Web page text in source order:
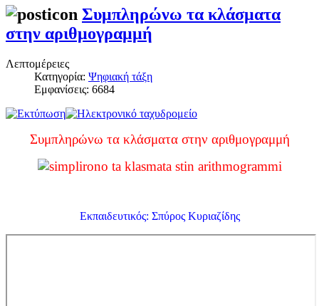
Συμπληρώνω τα κλάσματα
στην αριθμογραμμή
Λεπτομέρειες
Κατηγορία: Ψηφιακή τάξη
Εμφανίσεις: 6684
Συμπληρώνω τα κλάσματα στην αριθμογραμμή
Εκπαιδευτικός: Σπύρος Κυριαζίδης